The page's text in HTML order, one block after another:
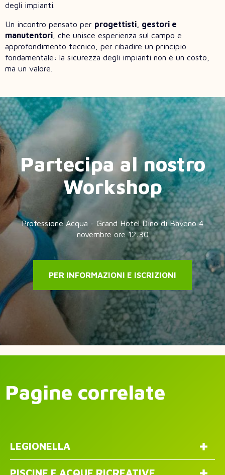
degli impianti.
Un incontro pensato per progettisti, gestori e
manutentori , che unisce esperienza sul campo e
approfondimento tecnico, per ribadire un principio
fondamentale: la sicurezza degli impianti non è un costo,
ma un valore.
Partecipa al nostro
Workshop
Professione Acqua - Grand Hotel Dino di Baveno 4
novembre ore 12:30
PER INFORMAZIONI E ISCRIZIONI
Pagine correlate
LEGIONELLA